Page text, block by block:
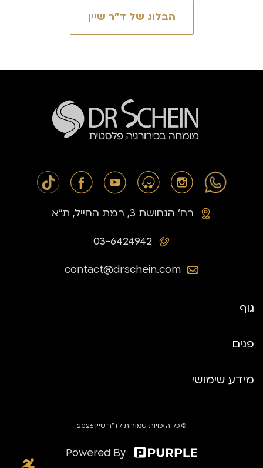
הבלוג של ד״ר שיין
03-6424942
רח׳ הנחושת 3, רמת החייל, ת״א
contact@drschein.com
גוף
פנים
מידע שימושי
© כל הזכויות שמורות לד״ר שיין 2026
Powered By